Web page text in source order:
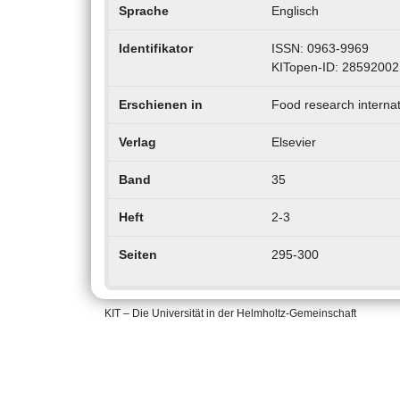
Sprache Englisch
Identifikator
ISSN: 0963-9969
KITopen-ID: 28592002
Erschienen in Food research
Verlag Elsevier
Band 35
Heft 2-3
Seiten 295-300
KIT – Die Universität in der Helmholtz-Gemeinschaft